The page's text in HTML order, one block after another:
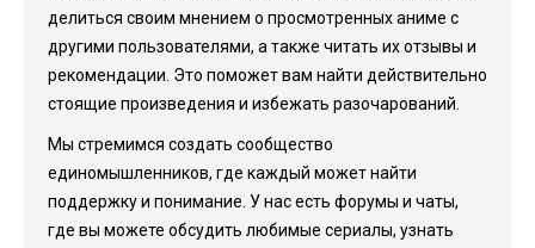
делиться своим мнением о просмотренных аниме с
другими пользователями, а также читать их отзывы и
рекомендации. Это поможет вам найти действительно
стоящие произведения и избежать разочарований.
Мы стремимся создать сообщество
единомышленников, где каждый может найти
поддержку и понимание. У нас есть форумы и чаты,
где вы можете обсудить любимые сериалы, узнать